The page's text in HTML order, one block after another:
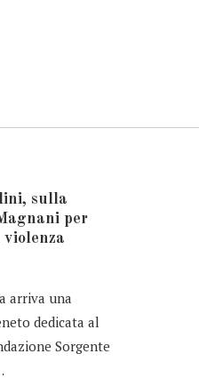
sulla
per
arriva una
dedicata al
Sorgente